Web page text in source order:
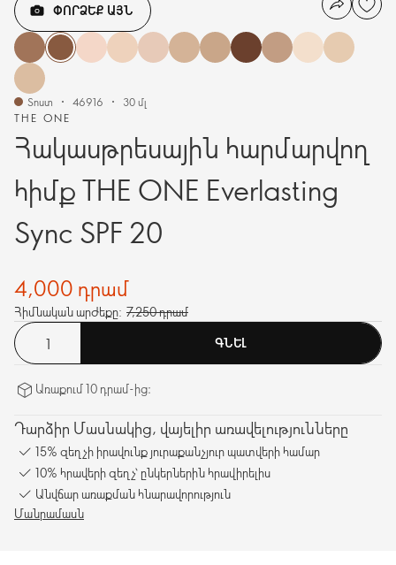
THE ONE
Հակասթրեսային հարմարվող
հիմք THE ONE Everlasting
Sync SPF 20
ՓՈՐՁԵՔ ԱՅՆ
Տոստ 46916 30 մլ
4,000 դրամ
Հիմնական արժեքը: 7,250 դրամ
ԳՆԵԼ
Առաքում 10 դրամ-ից։
Դարձիր Մասնակից, վայելիր առավելությունները
15% զեղչի իրավունք յուրաքանչյուր պատվերի համար
10% հրավերի զեղչ՝ ընկերներին հրավիրելիս
Անվճար առաքման հնարավորություն
Մանրամասն